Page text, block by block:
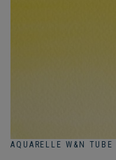
AQUARELLE W&N